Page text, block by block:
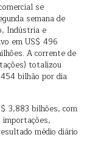
se
semana de
Indústria e
em US$ 496
A corrente de
totalizou
bilhão por dia
3,883 bilhões, com
importações,
médio diário